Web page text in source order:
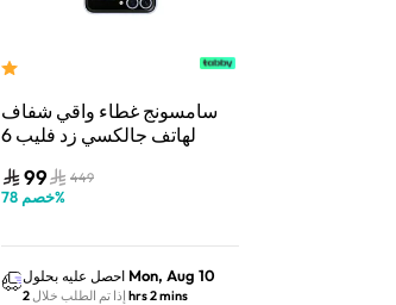
سامسونج غطاء واقي شفاف
لهاتف جالكسي زد فليب 6
99 449
خصم 78 %
احصل عليه بحلول Mon, Aug 10
إذا تم الطلب خلال 2 hrs 2 mins